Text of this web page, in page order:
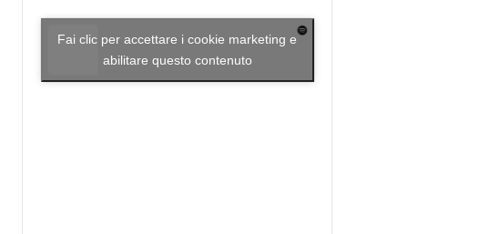
Fai clic per accettare i cookie marketing e
abilitare questo contenuto